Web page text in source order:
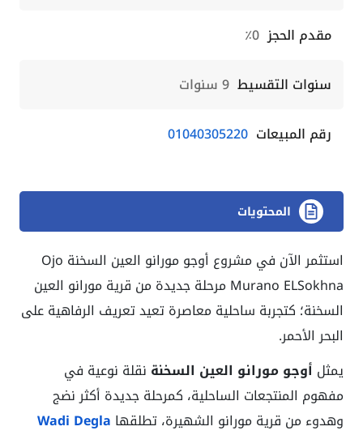
مقدم الحجز 0٪
سنوات التقسيط 9 سنوات
رقم المبيعات 01040305220
المحتويات
استثمر الآن في مشروع أوجو مورانو العين السخنة Ojo
Murano ELSokhna مرحلة جديدة من قرية مورانو العين
السخنة؛ كتجربة ساحلية معاصرة تعيد تعريف الرفاهية على
البحر الأحمر.
يمثل أوجو مورانو العين السخنة نقلة نوعية في
مفهوم المنتجعات الساحلية، كمرحلة جديدة أكثر نضج
وهدوء من قرية مورانو الشهيرة، تطلقها Wadi Degla